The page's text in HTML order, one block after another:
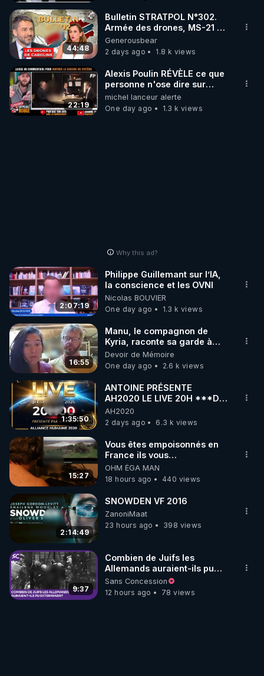
44:48
Bulletin STRATPOL N°302.
Armée des drones, MS-21 en
série, missiles coréens.
07.08.2026.
Generousbear
2 days ago
1.8 k views
22:19
Alexis Poulin RÉVÈLE ce que
personne n'ose dire sur
l'Union européenne (C'est
explosif)
michel lanceur alerte
One day ago
1.3 k views
Why this ad?
2:07:19
Philippe Guillemant sur l’IA,
la conscience et les OVNI
Nicolas BOUVIER
One day ago
1.3 k views
16:55
Manu, le compagnon de
Kyria, raconte sa garde à
vue musclée. PARTAGEZ!
Devoir de Mémoire
One day ago
2.6 k views
1:35:50
ANTOINE PRÉSENTE
AH2020 LE LIVE 20H ***DU
06/08/2026***
AH2020
2 days ago
6.3 k views
15:27
Vous êtes empoisonnés en
France ils vous
empoisonnent tranquille
OHM ÉGA MAN
18 hours ago
440 views
2:14:49
SNOWDEN VF 2016
ZanoniMaat
23 hours ago
398 views
9:37
Combien de Juifs les
Allemands auraient-ils pu
exterminer?
Sans Concession
12 hours ago
78 views